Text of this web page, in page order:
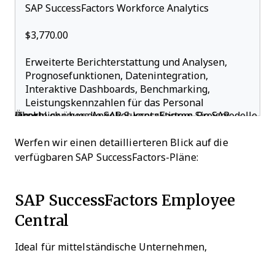
SAP SuccessFactors Workforce Analytics
$3,770.00
Erweiterte Berichterstattung und Analysen,
Prognosefunktionen, Datenintegration,
Interaktive Dashboards, Benchmarking,
Leistungskennzahlen für das Personal
Überblick über die SAP SuccessFactors-Preismodelle. Für ein genaues Angebot kontaktieren Sie SAP direkt.
Werfen wir einen detaillierteren Blick auf die
verfügbaren SAP SuccessFactors-Pläne:
SAP SuccessFactors Employee
Central
Ideal für mittelständische Unternehmen,